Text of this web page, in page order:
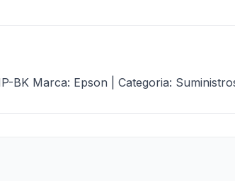
BK Marca: Epson | Categoria: